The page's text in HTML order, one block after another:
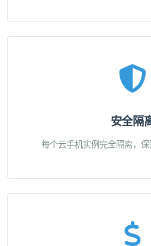
安全隔
每个云手机实例完全隔离，保